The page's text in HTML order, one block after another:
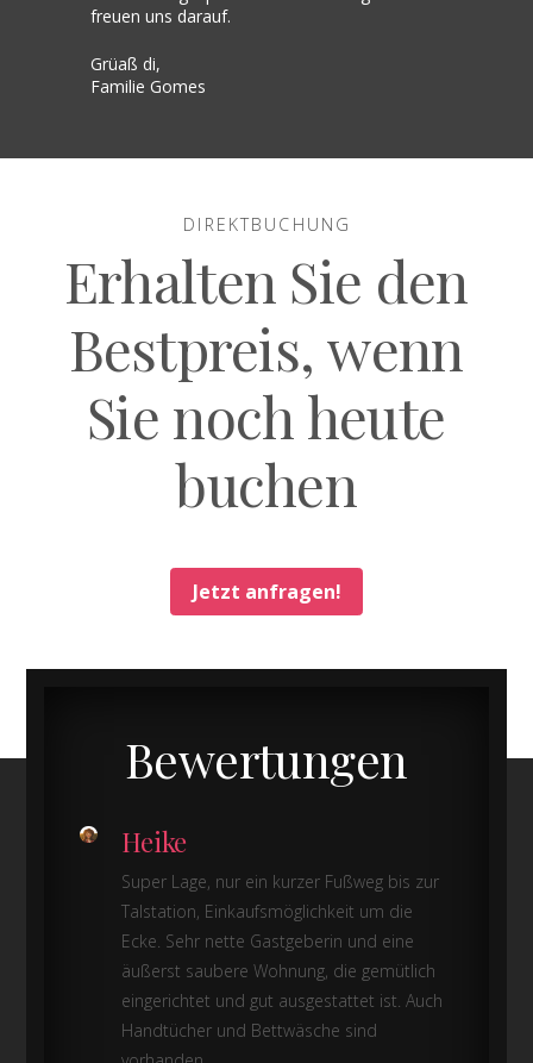
freuen uns darauf.
Grüaß di,
Familie Gomes
DIREKTBUCHUNG
Erhalten Sie den
Bestpreis, wenn
Sie noch heute
buchen
Jetzt anfragen!
Bewertungen
Heike
Super Lage, nur ein kurzer Fußweg bis zur
Talstation, Einkaufsmöglichkeit um die
Ecke. Sehr nette Gastgeberin und eine
äußerst saubere Wohnung, die gemütlich
eingerichtet und gut ausgestattet ist. Auch
Handtücher und Bettwäsche sind